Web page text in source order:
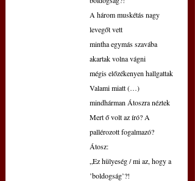
A három muskétás nagy
levegőt vett
mintha egymás szavába
akartak volna vágni
mégis előzékenyen hallgattak
Valami miatt (…)
mindhárman Átoszra néztek
Mert ő volt az író? A
pallérozott fogalmazó?
Átosz:
„Ez hülyeség / mi az, hogy a
’boldogság’?!